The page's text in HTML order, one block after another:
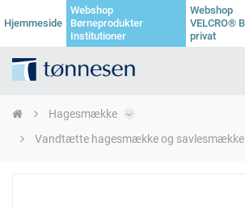
Hjemmeside
Webshop
Børneprodukter
Institutioner
Webshop
VELCRO®
privat
Hagesmække
Vandtætte hagesmække og savlesmække